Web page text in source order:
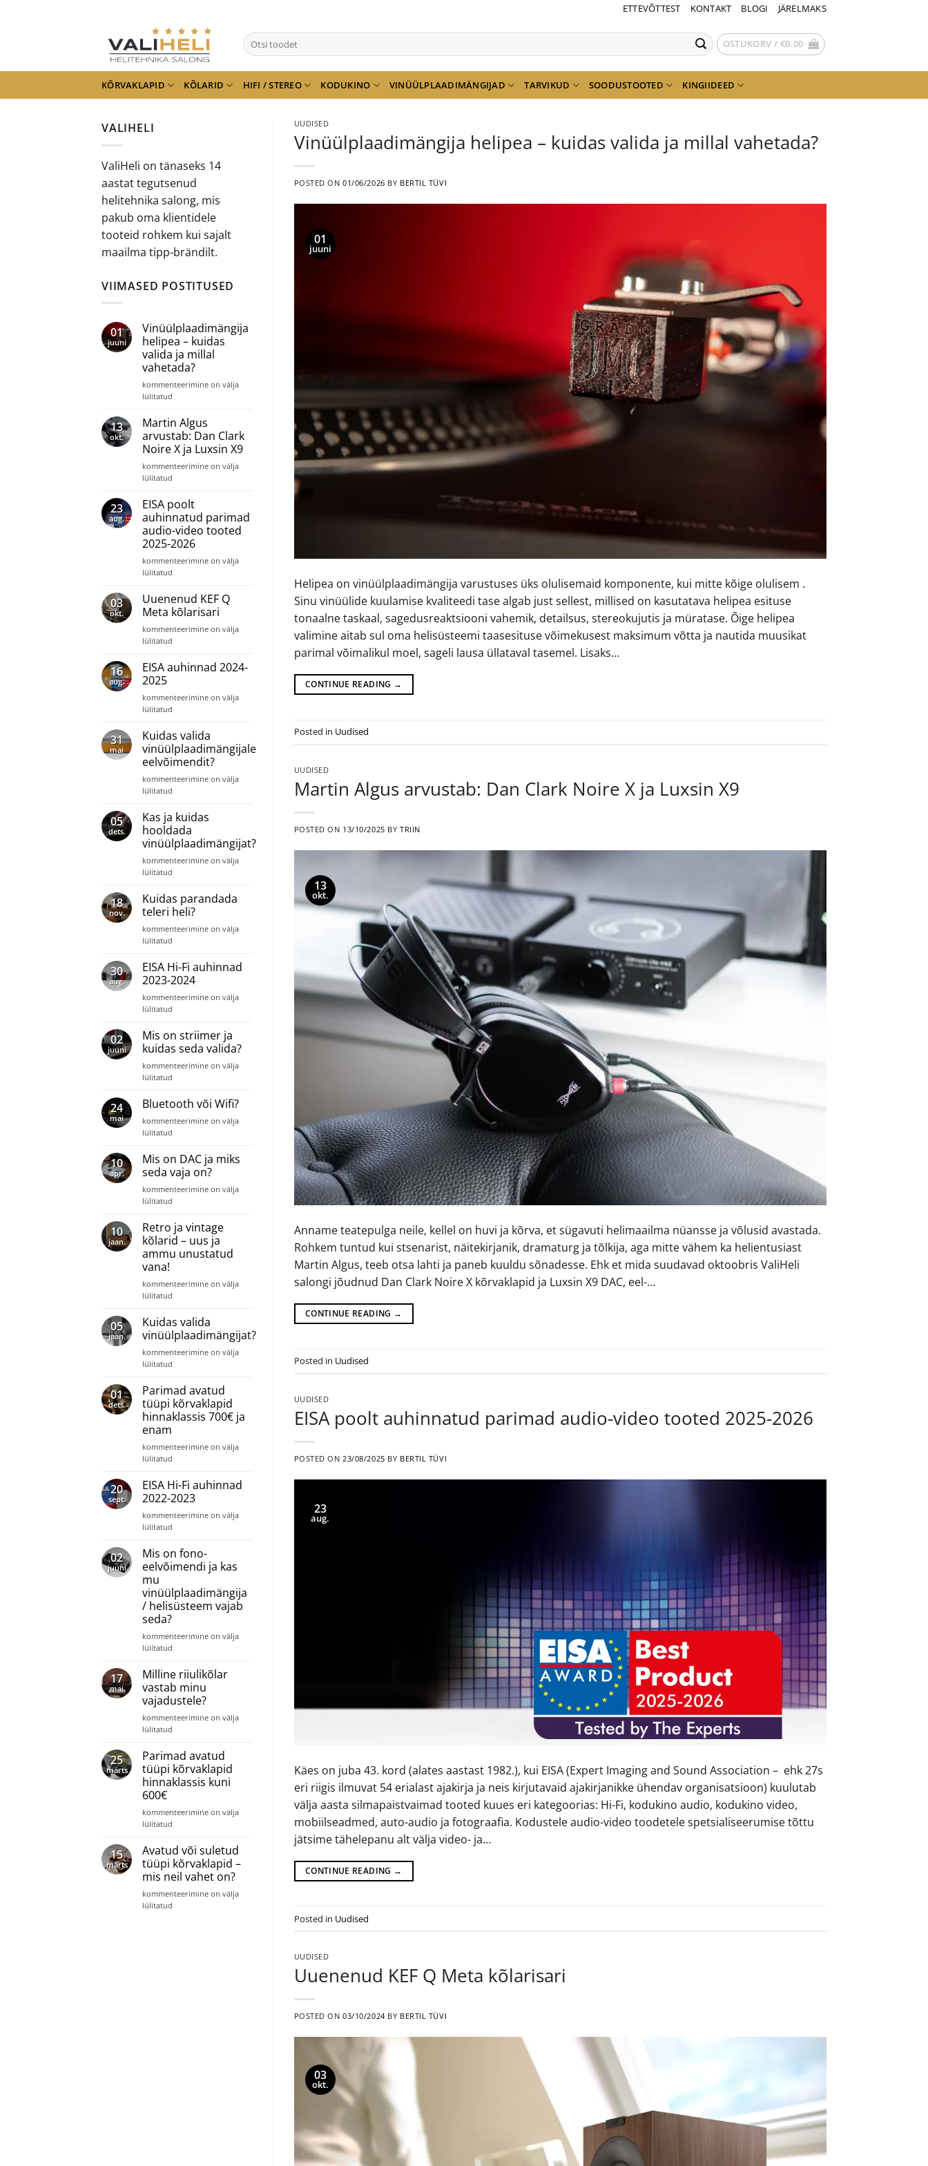
ETTEVÕTTEST KONTAKT BLOGI JÄRELMAKS
Otsi: OSTUKORV / €0.00
KÕRVAKLAPID KÕLARID HIFI / STEREO KODUKINO VINÜÜLPLAADIMÄNGIJAD TARVIKUD SOODUSTOOTED KINGIIDEED
VALIHELI
ValiHeli on tänaseks 14
aastat tegutsenud
helitehnika salong, mis
pakub oma klientidele
tooteid rohkem kui sajalt
maailma tipp-brändilt.
VIIMASED POSTITUSED
01
juuni
Vinüülplaadimängija
helipea – kuidas
valida ja millal
vahetada?
Vinüülplaadimängija
helipea
kuidas
ja
millal
vahetada?
kommenteerimine on välja
lülitatud
13
okt.
Martin Algus
arvustab: Dan Clark
Noire X ja Luxsin X9
Martin
Algus
Dan
Clark
Noire
X
ja
Luxsin
X9
kommenteerimine on välja
lülitatud
23
aug.
EISA poolt
auhinnatud parimad
audio-video tooted
2025-2026
EISA
poolt
parimad
audio-
video
tooted
2025-
kommenteerimine on välja
lülitatud
03
okt.
Uuenenud KEF Q
Meta kõlarisari
Uuenenud
KEF
Meta
kõlarisari
kommenteerimine on välja
lülitatud
16
aug.
EISA auhinnad 2024-
2025
EISA
auhinnad
2025
kommenteerimine on välja
lülitatud
31
mai
Kuidas valida
vinüülplaadimängijale
eelvõimendit?
Kuidas
valida
eelvõimendit?
kommenteerimine on välja
lülitatud
05
dets.
Kas ja kuidas
hooldada
vinüülplaadimängijat?
Kas
ja
hooldada
vinüülplaadimängijat?
kommenteerimine on välja
lülitatud
18
nov.
Kuidas parandada
teleri heli?
Kuidas
parandada
heli?
kommenteerimine on välja
lülitatud
30
aug.
EISA Hi-Fi auhinnad
2023-2024
EISA
Hi-
auhinnad
2023-
2024
kommenteerimine on välja
lülitatud
02
juuni
Mis on striimer ja
kuidas seda valida?
Mis
on
ja
seda
valida?
kommenteerimine on välja
lülitatud
24
mai
Bluetooth või Wifi?
Bluetooth
või
kommenteerimine on välja
lülitatud
10
apr.
Mis on DAC ja miks
seda vaja on?
Mis
on
ja
miks
seda
vaja
on?
kommenteerimine on välja
lülitatud
10
jaan.
Retro ja vintage
kõlarid – uus ja
ammu unustatud
vana!
Retro
ja
kõlarid
uus
ja
ammu
vana!
kommenteerimine on välja
lülitatud
05
jaan.
Kuidas valida
vinüülplaadimängijat?
Kuidas
valida
kommenteerimine on välja
lülitatud
01
dets.
Parimad avatud
tüüpi kõrvaklapid
hinnaklassis 700€ ja
enam
Parimad
avatud
kõrvaklapid
hinnaklassis
700€
ja
enam
kommenteerimine on välja
lülitatud
20
sept.
EISA Hi-Fi auhinnad
2022-2023
EISA
Hi-
auhinnad
2022-
2023
kommenteerimine on välja
lülitatud
02
juuni
Mis on fono-
eelvõimendi ja kas
mu
vinüülplaadimängija
/ helisüsteem vajab
seda?
Mis
on
eelvõimendi
kas
mu
vinüülplaadimängija
/
vajab
seda?
kommenteerimine on välja
lülitatud
17
mai
Milline riiulikõlar
vastab minu
vajadustele?
Milline
riiulikõlar
minu
vajadustele?
kommenteerimine on välja
lülitatud
25
märts
Parimad avatud
tüüpi kõrvaklapid
hinnaklassis kuni
600€
Parimad
avatud
kõrvaklapid
hinnaklassis
kuni
600€
kommenteerimine on välja
lülitatud
15
märts
Avatud või suletud
tüüpi kõrvaklapid –
mis neil vahet on?
Avatud
või
kommenteerimine on välja
lülitatud
UUDISED
Vinüülplaadimängija helipea – kuidas valida ja millal vahetada?
POSTED ON01/06/2026 BY BERTIL TÜVI
01
juuni
Helipea on vinüülplaadimängija varustuses üks olulisemaid komponente, kui mitte kõige olulisem .
Sinu vinüülide kuulamise kvaliteedi tase algab just sellest, millised on kasutatava helipea esituse
tonaalne taskaal, sagedusreaktsiooni vahemik, detailsus, stereokujutis ja müratase. Õige helipea
valimine aitab sul oma helisüsteemi taasesituse võimekusest maksimum võtta ja nautida muusikat
parimal võimalikul moel, sageli lausa üllataval tasemel. Lisaks…
CONTINUE READING →
Posted in Uudised
UUDISED
Martin Algus arvustab: Dan Clark Noire X ja Luxsin X9
POSTED ON 13/10/2025 BY TRIIN
13
okt.
Anname teatepulga neile, kellel on huvi ja kõrva, et sügavuti helimaailma nüansse ja võlusid avastada.
Rohkem tuntud kui stsenarist, näitekirjanik, dramaturg ja tõlkija, aga mitte vähem ka helientusiast
Martin Algus, teeb otsa lahti ja paneb kuuldu sõnadesse. Ehk et mida suudavad oktoobris ValiHeli
salongi jõudnud Dan Clark Noire X kõrvaklapid ja Luxsin X9 DAC, eel-…
CONTINUE READING →
Posted in Uudised
UUDISED
EISA poolt auhinnatud parimad audio-video tooted 2025-2026
POSTED ON 23/08/2025 BY BERTIL TÜVI
23
aug.
Käes on juba 43. kord (alates aastast 1982.), kui EISA (Expert Imaging and Sound Association – ehk 27s
eri riigis ilmuvat 54 erialast ajakirja ja neis kirjutavaid ajakirjanikke ühendav organisatsioon) kuulutab
välja aasta silmapaistvaimad tooted kuues eri kategoorias: Hi-Fi, kodukino audio, kodukino video,
mobiilseadmed, auto-audio ja fotograafia. Kodustele audio-video toodetele spetsialiseerumise tõttu
jätsime tähelepanu alt välja video- ja…
CONTINUE READING →
Posted in Uudised
UUDISED
Uuenenud KEF Q Meta kõlarisari
POSTED ON03/10/2024 BY BERTIL TÜVI
03
okt.